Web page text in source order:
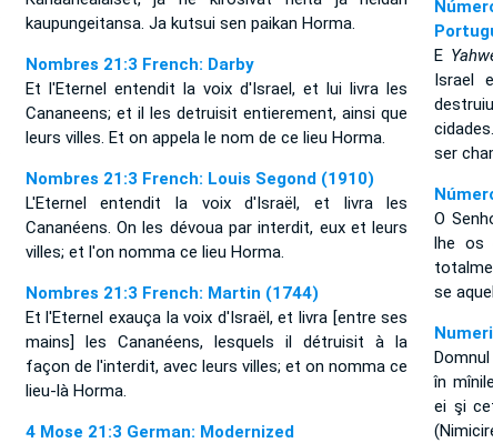
kaupungeitansa. Ja kutsui sen paikan Horma.
Nombres 21:3 French: Darby
Et l'Eternel entendit la voix d'Israel, et lui livra les
Cananeens; et il les detruisit entierement, ainsi que
leurs villes. Et on appela le nom de ce lieu Horma.
Nombres 21:3 French: Louis Segond (1910)
L'Eternel entendit la voix d'Israël, et livra les
Cananéens. On les dévoua par interdit, eux et leurs
villes; et l'on nomma ce lieu Horma.
Nombres 21:3 French: Martin (1744)
Et l'Eternel exauça la voix d'Israël, et livra [entre ses
mains] les Cananéens, lesquels il détruisit à la
façon de l'interdit, avec leurs villes; et on nomma ce
lieu-là Horma.
4 Mose 21:3 German: Modernized
E
Israel
ser
O
lhe os
se
în
ei şi